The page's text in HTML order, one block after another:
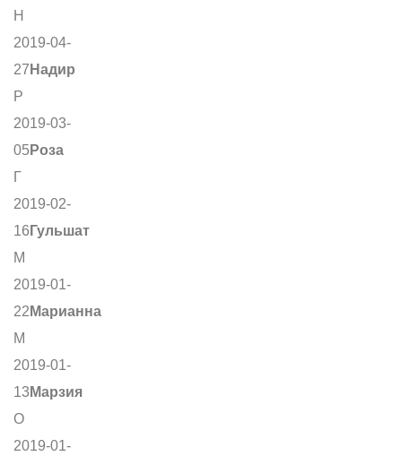
Н
2019-04-
27 Надир
Р
2019-03-
05 Роза
Г
2019-02-
16 Гульшат
М
2019-01-
22 Марианна
М
2019-01-
13 Марзия
О
2019-01-